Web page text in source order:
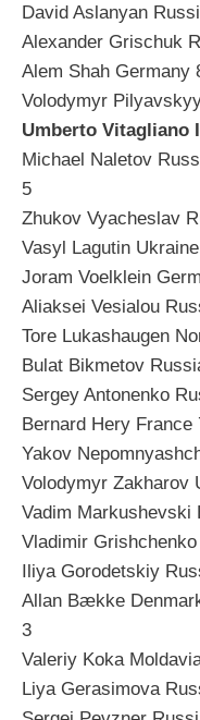
David Aslanyan
Alexander Grischuk
Alem Shah Germany
Volodymyr
Umberto Vitagliano
Michael Naletov
5
Zhukov Vyacheslav
Vasyl Lagutin
Joram Voelklein
Aliaksei Vesialou
Tore Lukashaugen
Bulat Bikmetov
Sergey Antonenko
Bernard Hery France
Yakov
Volodymyr Zakharov
Vadim Markushevski
Vladimir
Iliya Gorodetskiy
Allan Bække
3
Valeriy Koka
Liya Gerasimova